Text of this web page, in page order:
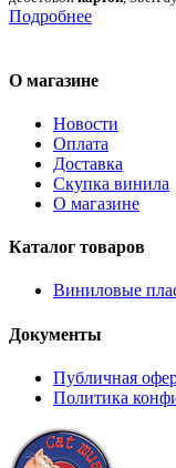
Подробнее
О магазине
Новости
Оплата
Доставка
Скупка винила
О магазине
Каталог товаров
Виниловые
Документы
Публичная
Политика